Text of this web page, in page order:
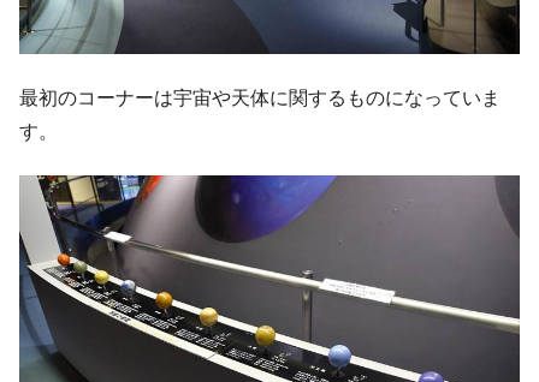
最初のコーナーは宇宙や天体に関するものになっていま
す。